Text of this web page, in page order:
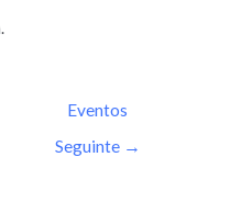
Eventos
Seguinte →